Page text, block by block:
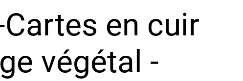
en cuir
végétal -